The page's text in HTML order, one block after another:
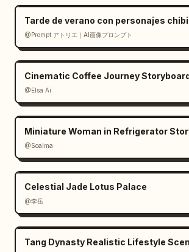
suave. Mantén todo tierno,
abarrotado y dibujado a mano,
de concepto de personaje idol
renderizado realista, sin colores
Tarde de verano con personajes chibi
@Prompt アトリエ｜AI画像プロンプト
Cinematic Coffee Journey
@Elsa Ai
Miniature Woman in Refrigerator
@Soaima
Celestial Jade Lotus Palace
@李岳
Tang Dynasty Realistic Lifestyle